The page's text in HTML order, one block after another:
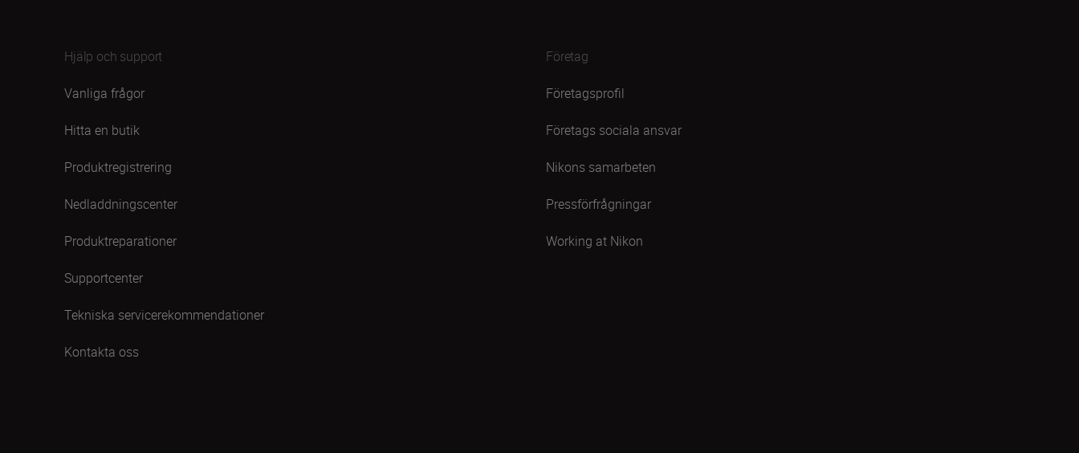
Hjälp och support
Vanliga frågor
Hitta en butik
Produktregistrering
Nedladdningscenter
Produktreparationer
Supportcenter
Tekniska servicerekommendationer
Kontakta oss
Företag
Företagsprofil
Företags sociala ansvar
Nikons samarbeten
Pressförfrågningar
Working at Nikon